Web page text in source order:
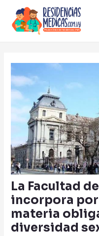
contenido
La Facultad
incorpora por
materia
diversidad
navigation